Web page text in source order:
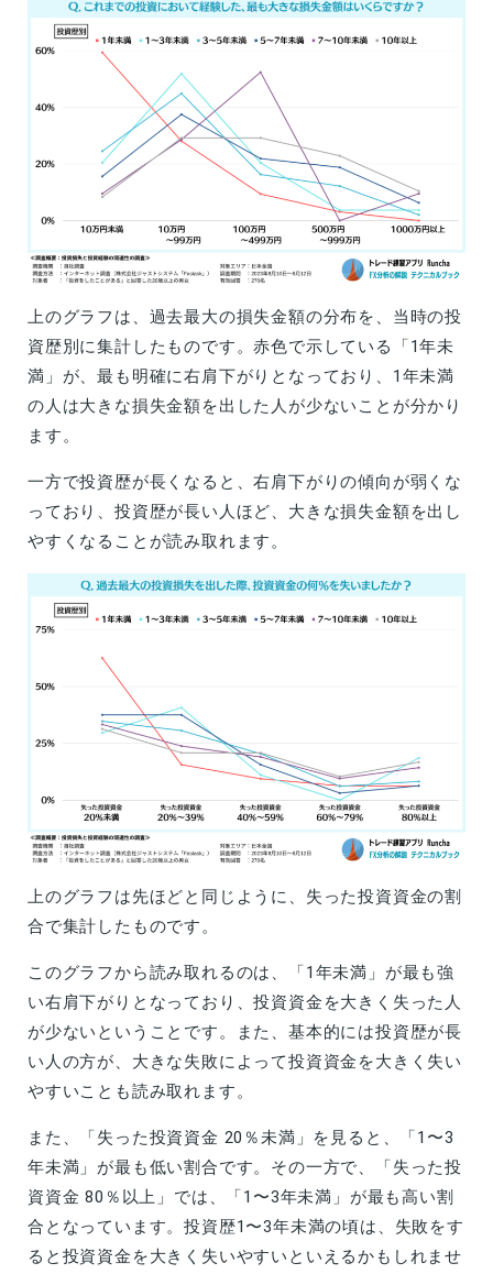
上のグラフは、過去最大の損失金額の分布を、当時の投
資歴別に集計したものです。赤色で示している「1年未
満」が、最も明確に右肩下がりとなっており、1年未満
の人は大きな損失金額を出した人が少ないことが分かり
ます。
一方で投資歴が長くなると、右肩下がりの傾向が弱くな
っており、投資歴が長い人ほど、大きな損失金額を出し
やすくなることが読み取れます。
上のグラフは先ほどと同じように、失った投資資金の割
合で集計したものです。
このグラフから読み取れるのは、「1年未満」が最も強
い右肩下がりとなっており、投資資金を大きく失った人
が少ないということです。また、基本的には投資歴が長
い人の方が、大きな失敗によって投資資金を大きく失い
やすいことも読み取れます。
また、「失った投資資金 20％未満」を見ると、「1〜3
年未満」が最も低い割合です。その一方で、「失った投
資資金 80％以上」では、「1〜3年未満」が最も高い割
合となっています。投資歴1〜3年未満の頃は、失敗をす
ると投資資金を大きく失いやすいといえるかもしれませ